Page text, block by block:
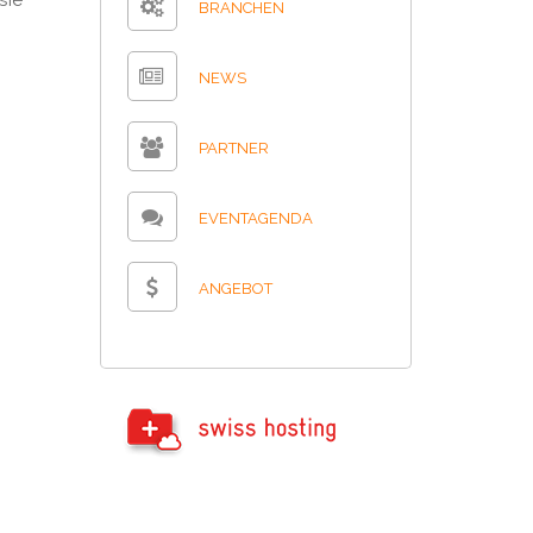
BRANCHEN
NEWS
PARTNER
EVENTAGENDA
ANGEBOT